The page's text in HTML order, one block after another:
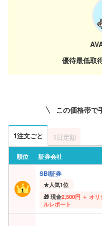
優待最低取
この価格帯で
1注文ごと 1日定額
順位 証券会社
SBI証券
★人気1位
現金2,500円 ＋ オリ
ルレポート